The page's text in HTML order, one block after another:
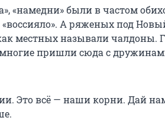
«намедни» были в частом
«воссияло». А ряженых под
местных называли чалдоны.
пришли сюда с
Это всё — наши корни. Дай